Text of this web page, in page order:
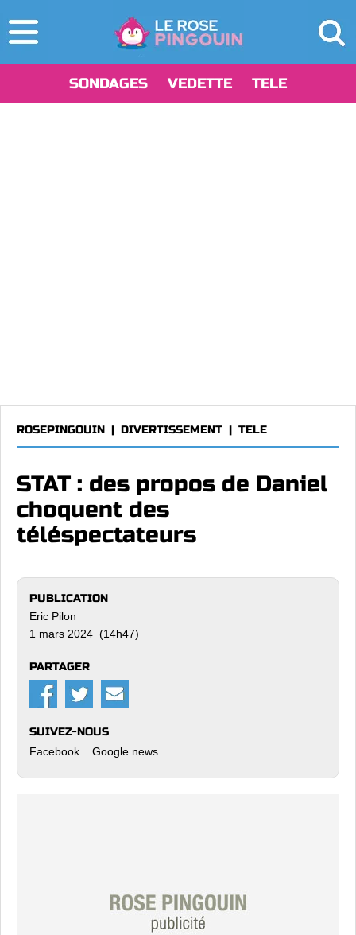
SONDAGES VEDETTE TELE
ROSEPINGOUIN | DIVERTISSEMENT | TELE
STAT : des propos de Daniel
choquent des
téléspectateurs
PUBLICATION
Eric Pilon
1 mars 2024 (14h47)
PARTAGER
SUIVEZ-NOUS
Facebook Google news